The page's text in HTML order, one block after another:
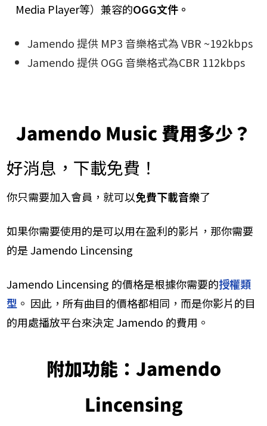
Media Player等）兼容的OGG文件。
​Jamendo 提供 MP3 音樂格式為​ VBR ~192kbps
​Jamendo 提供 OGG 音樂格式為CBR 112kbps
Jamendo Music 費用多少？
​好消息，下載免費！
你只需要加入會員，就可以免費下載音樂了
​如果你需要使用的是可以用在盈利的影片，那你需要
的是 Jamendo Lincensing
Jamendo Lincensing 的價格是根據你需要的授權類
型​ 。 因此，所有曲目的價格都相同，而是你影片的目
的用處播放平台來​決定 Jamendo 的費用。
附加功能：Jamendo
Lincensing